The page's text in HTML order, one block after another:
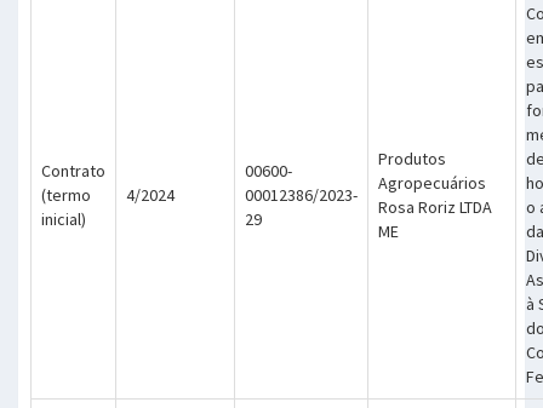
Contrato
(termo
inicial)
4/2024
00600-
00012386/2023-
29
Produtos
Agropecuários
Rosa Roriz LTDA
ME
o
à